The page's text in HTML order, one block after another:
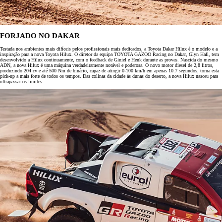
FORJADO NO DAKAR
Testada nos ambientes mais difíceis pelos profissionais mais dedicados, a Toyota Dakar Hilux é o modelo e a
inspiração para a nova Toyota Hilux. O diretor da equipa TOYOTA GAZOO Racing no Dakar, Glyn Hall, tem
desenvolvido a Hilux continuamente, com o feedback de Giniel e Henk durante as provas. Nascida do mesmo
ADN, a nova Hilux é uma máquina verdadeiramente notável e poderosa. O novo motor diesel de 2,8 litros,
produzindo 204 cv e até 500 Nm de binário, capaz de atingir 0-100 km/h em apenas 10.7 segundos, torna esta
pick-up a mais forte de todos os tempos. Das colinas da cidade às dunas do deserto, a nova Hilux nasceu para
ultrapassar os limites.